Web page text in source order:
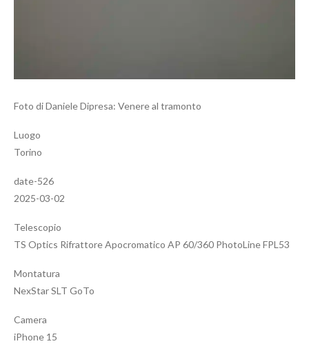
Foto di Daniele Dipresa: Venere al tramonto
Luogo
Torino
date-526
2025-03-02
Telescopio
TS Optics Rifrattore Apocromatico AP 60/360 PhotoLine FPL53
Montatura
NexStar SLT GoTo
Camera
iPhone 15